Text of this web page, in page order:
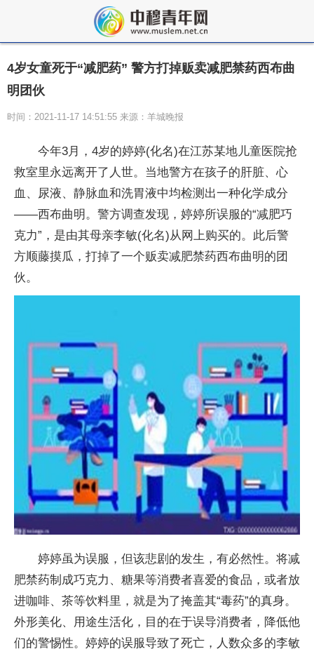
4岁女童死于“减肥药” 警方打掉贩卖减肥禁药西布曲
明团伙
时间：2021-11-17 14:51:55 来源：羊城晚报
今年3月，4岁的婷婷(化名)在江苏某地儿童医院抢
救室里永远离开了人世。当地警方在孩子的肝脏、心
血、尿液、静脉血和洗胃液中均检测出一种化学成分
——西布曲明。警方调查发现，婷婷所误服的“减肥巧
克力”，是由其母亲李敏(化名)从网上购买的。此后警
方顺藤摸瓜，打掉了一个贩卖减肥禁药西布曲明的团
伙。
婷婷虽为误服，但该悲剧的发生，有必然性。将减
肥禁药制成巧克力、糖果等消费者喜爱的食品，或者放
进咖啡、茶等饮料里，就是为了掩盖其“毒药”的真身。
外形美化、用途生活化，目的在于误导消费者，降低他
们的警惕性。婷婷的误服导致了死亡，人数众多的李敏